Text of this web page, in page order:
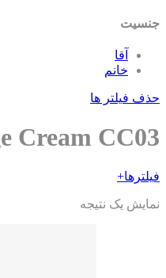
جنسیت
آقا
خانم
حذف فیلتر ها
Cream CC03
فیلترها+
نمایش یک نتیجه